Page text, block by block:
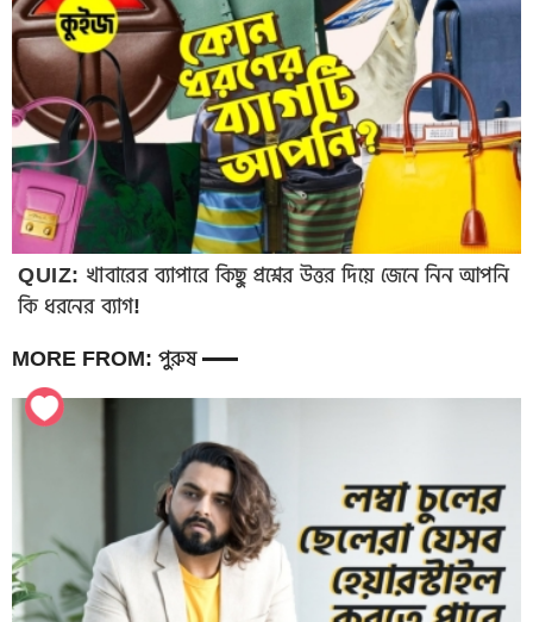
QUIZ: খাবারের ব্যাপারে কিছু প্রশ্নের উত্তর দিয়ে জেনে নিন আপনি
কি ধরনের ব্যাগ!
MORE FROM: পুরুষ